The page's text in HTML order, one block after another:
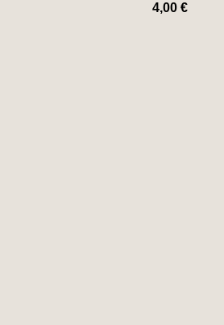
4,00 €